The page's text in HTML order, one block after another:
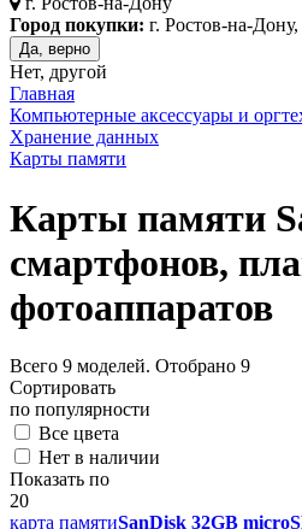
Город покупки: г. Ростов-на-
Да, верно
Нет, другой
Главная
Компьютерные аксессуары и
Хранение данных
Карты памяти
Карты памяти
смартфонов,
фотоаппаратов
Всего 9 моделей. Отобрано 9
Сортировать
по популярности
Все цвета
Нет в наличии
Показать по
20
карта памятиSanDisk 32GB